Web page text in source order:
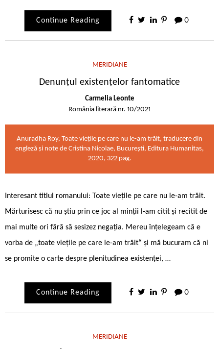
Continue Reading 0
MERIDIANE
Denunțul existențelor fantomatice
Carmelia Leonte
România literară nr. 10/2021
Anuradha Roy, Toate viețile pe care nu le-am trăit, traducere din
engleză și note de Cristina Nicolae, București, Editura Humanitas,
2020, 322 pag.
Interesant titlul romanului: Toate viețile pe care nu le-am trăit.
Mărturisesc că nu știu prin ce joc al minții l-am citit și recitit de
mai multe ori fără să sesizez negația. Mereu înțelegeam că e
vorba de „toate viețile pe care le-am trăit“ și mă bucuram că ni
se promite o carte despre plenitudinea existenței, …
Continue Reading 0
MERIDIANE